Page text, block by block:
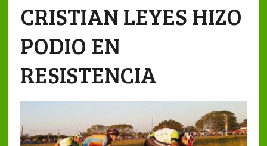
CRISTIAN LEYES HIZO
PODIO EN
RESISTENCIA